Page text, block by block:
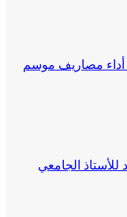
أداء مصاريف موسم
الجامعي